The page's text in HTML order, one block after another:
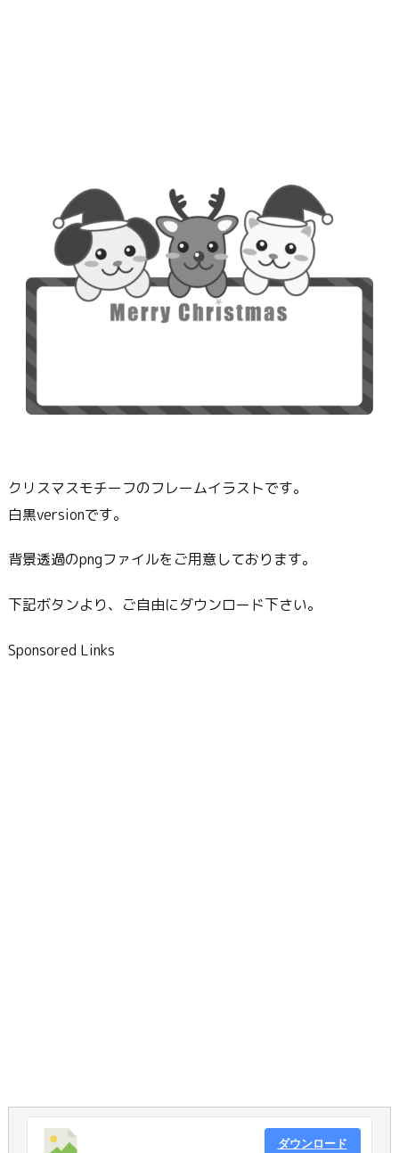
クリスマスモチーフのフレームイラストです。
白黒versionです。
背景透過のpngファイルをご用意しております。
下記ボタンより、ご自由にダウンロード下さい。
Sponsored Links
ダウンロード